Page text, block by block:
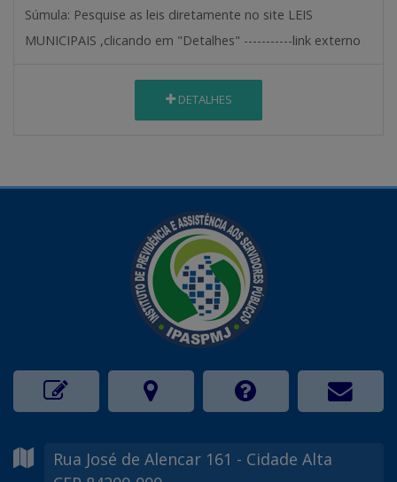
Súmula: Pesquise as leis diretamente no site LEIS
MUNICIPAIS ,clicando em "Detalhes" -----------link externo
DETALHES
Rua José de Alencar 161 - Cidade Alta